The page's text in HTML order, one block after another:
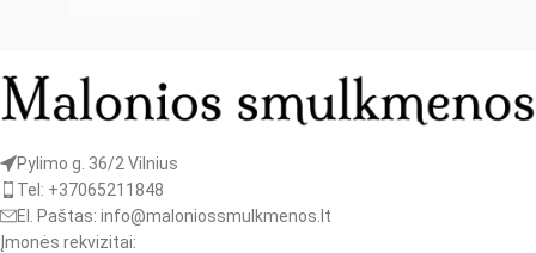
Pylimo g. 36/2 Vilnius
Tel: +37065211848
El. Paštas: info@maloniossmulkmenos.lt
Įmonės rekvizitai: